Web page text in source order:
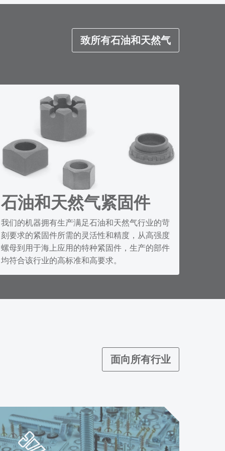
致所有石油和天然气
石油和天然气紧固件
我们的机器拥有生产满足石油和天然气行业的苛
刻要求的紧固件所需的灵活性和精度，从高强度
螺母到用于海上应用的特种紧固件，生产的部件
均符合该行业的高标准和高要求。
面向所有行业